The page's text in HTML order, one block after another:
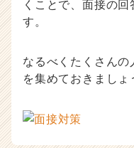
くことで、面接の
す。
なるべくたくさん
を集めておきましょ